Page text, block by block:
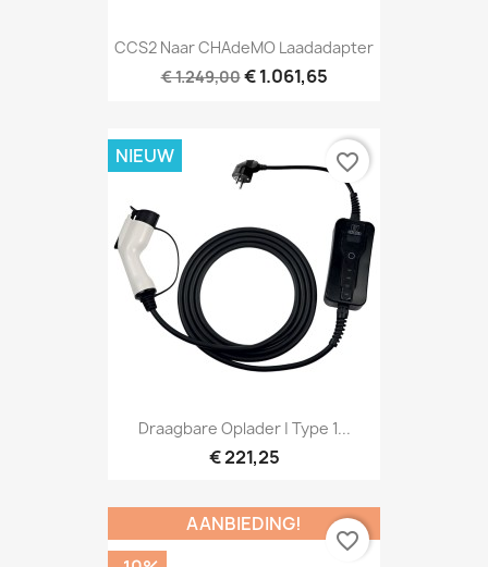
CCS2 Naar CHAdeMO Laadadapter
€ 1.249,00€ 1.061,65
Draagbare Oplader | Type 1...
€ 221,25
NIEUW favorite_border
AANBIEDING!
favorite_border